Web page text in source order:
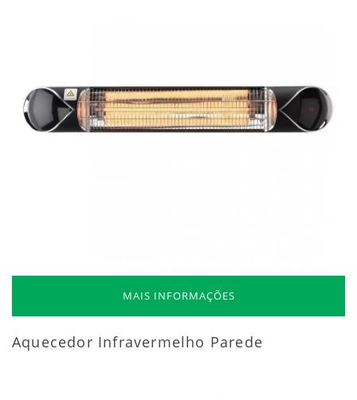
MAIS INFORMAÇÕES
Aquecedor Infravermelho Parede